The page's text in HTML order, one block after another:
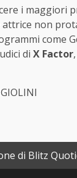
i maggiori
non
come
di X Factor
di Blitz